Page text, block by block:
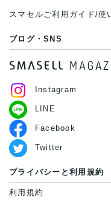
スマセルご利用ガイド/使
ブログ・SNS
Instagram
LINE
Facebook
Twitter
プライバシーと利用規約
利用規約